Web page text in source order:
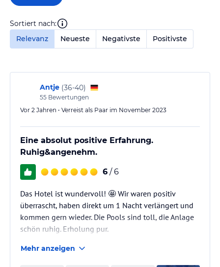
Sortiert nach:
Relevanz
Neueste Negativste Positivste
Antje (36-40)
55 Bewertungen
Vor 2 Jahren • Verreist als Paar im November 2023
Eine absolut positive Erfahrung.
Ruhig&angenehm.
6 / 6
Das Hotel ist wundervoll! 🤩 Wir waren positiv
überrascht, haben direkt um 1 Nacht verlängert und
kommen gern wieder. Die Pools sind toll, die Anlage
schön ruhig. Erholung pur.
Mehr anzeigen